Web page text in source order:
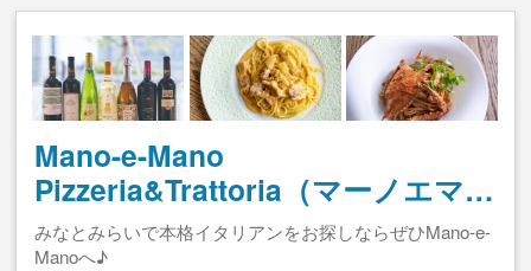
Mano-e-Mano
Pizzeria&Trattoria（マーノエマ…
みなとみらいで本格イタリアンをお探しならぜひMano-e-
Manoへ♪